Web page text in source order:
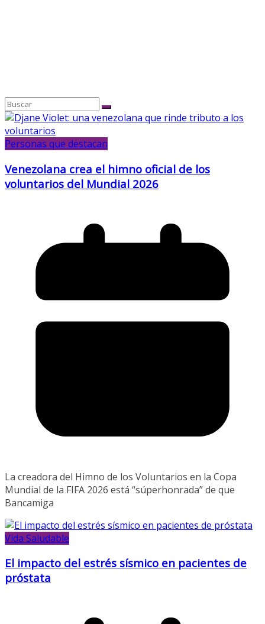
Personas que destacan
Venezolana crea el himno oficial de los
voluntarios del Mundial 2026
La creadora del Himno de los Voluntarios en la Copa
Mundial de la FIFA 2026 está “súperhonrada” de que
Bancamiga
Vida Saludable
El impacto del estrés sísmico en pacientes de
próstata